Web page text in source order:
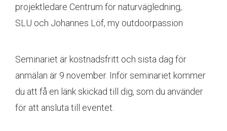
projektledare Centrum för naturvägledning,
SLU och Johannes Löf, my outdoorpassion
Seminariet är kostnadsfritt och sista dag för
anmälan är 9 november. Inför seminariet kommer
du att få en länk skickad till dig, som du använder
för att ansluta till eventet.